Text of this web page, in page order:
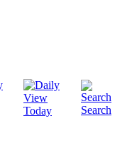
Today Search